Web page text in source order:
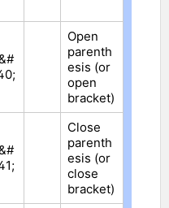
Open
parenth
esis (or
open
bracket)
Close
parenth
esis (or
close
bracket)